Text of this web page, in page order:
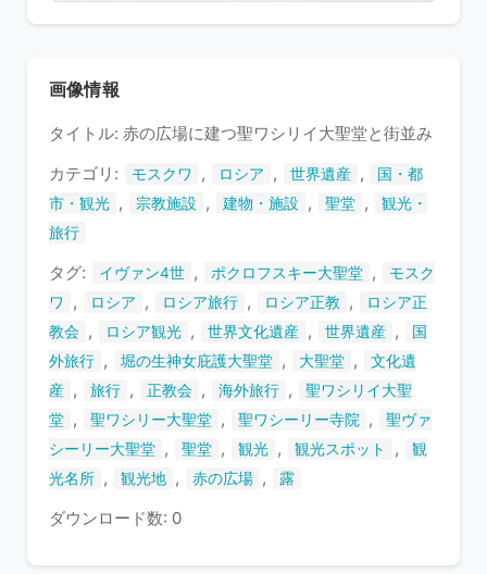
護
い
ま
す
画像情報
タイトル: 赤の広場に建つ聖ワシリイ大聖堂と街並み
カテゴリ:
モスクワ , ロシア , 世界遺産 ,
国・都
市・観光 , 宗教施設 , 建物・施設 , 聖堂 ,
観光・
旅行
タグ: イヴァン4世 , ポクロフスキー大聖堂 ,
モスク
ワ
, ロシア , ロシア旅行 , ロシア正教 ,
ロシア正
教会 , ロシア観光 , 世界文化遺産 , 世界遺産 ,
国
外旅行 , 堀の生神女庇護大聖堂 , 大聖堂 ,
文化遺
産 , 旅行 , 正教会 , 海外旅行 ,
聖ワシリイ大聖
堂 , 聖ワシリー大聖堂 , 聖ワシーリー寺院 ,
聖ヴァ
シーリー大聖堂 , 聖堂 , 観光 , 観光スポット ,
観
光名所 , 観光地 , 赤の広場 , 露
ダウンロード数: 0